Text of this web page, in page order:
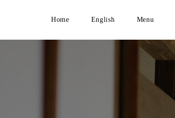
Home English Menu